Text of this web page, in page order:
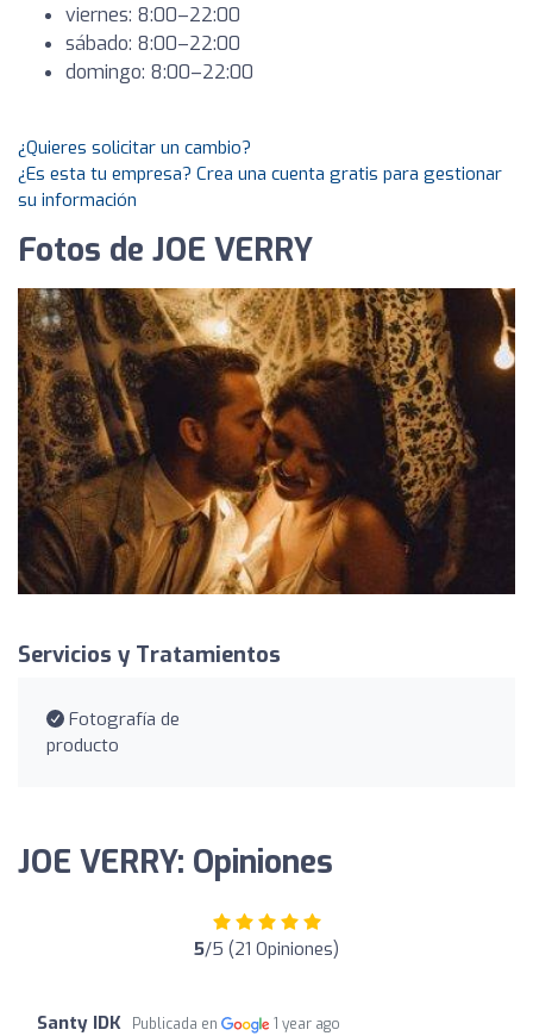
viernes: 8:00–22:00
sábado: 8:00–22:00
domingo: 8:00–22:00
¿Quieres solicitar un cambio?
¿Es esta tu empresa? Crea una cuenta gratis para gestionar
su información
Fotos de JOE VERRY
Servicios y Tratamientos
Fotografía de
producto
JOE VERRY: Opiniones
5/5 (21 Opiniones)
Santy IDK Publicada en 1 year ago